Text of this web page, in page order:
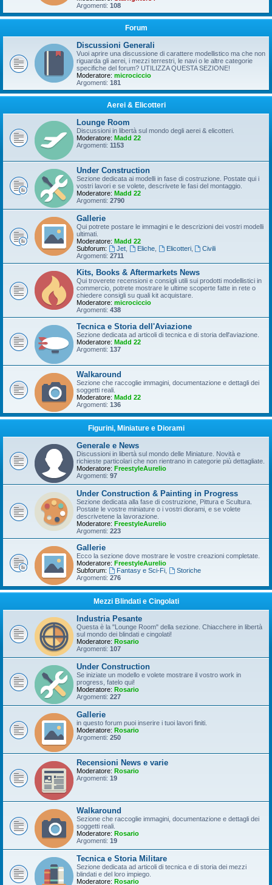
Argomenti: 108
Forum
Discussioni Generali
Vuoi aprire una discussione di carattere modellistico ma che non
riguarda gli aerei, i mezzi terrestri, le navi o le altre categorie
specifiche del forum? UTILIZZA QUESTA SEZIONE!
Moderatore: microciccio
Argomenti: 181
Aerei & Elicotteri
Lounge Room
Discussioni in libertà sul mondo degli aerei & elicotteri.
Moderatore: Madd 22
Argomenti: 1153
Under Construction
Sezione dedicata ai modelli in fase di costruzione. Postate qui i
vostri lavori e se volete, descrivete le fasi del montaggio.
Moderatore: Madd 22
Argomenti: 2790
Gallerie
Qui potrete postare le immagini e le descrizioni dei vostri modelli
ultimati.
Moderatore: Madd 22
Subforum:
Jet, Eliche, Elicotteri,
Civili
Argomenti: 2711
Kits, Books & Aftermarkets News
Qui troverete recensioni e consigli utili sui prodotti modellistici in
commercio, potrete mostrare le ultime scoperte fatte in rete o
chiedere consigli su quali kit acquistare.
Moderatore: microciccio
Argomenti: 438
Tecnica e Storia dell'Aviazione
Sezione dedicata ad articoli di tecnica e di storia dell'aviazione.
Moderatore: Madd 22
Argomenti: 137
Walkaround
Sezione che raccoglie immagini, documentazione e dettagli dei
soggetti reali.
Moderatore: Madd 22
Argomenti: 136
Figurini, Miniature e Diorami
Generale e News
Discussioni in libertà sul mondo delle Miniature. Novità e
richieste particolari che non rientrano in categorie più dettagliate.
Moderatore: FreestyleAurelio
Argomenti: 97
Under Construction & Painting in Progress
Sezione dedicata alla fase di costruzione, Pittura e Scultura.
Postate le vostre miniature o i vostri diorami, e se volete
descrivetene la lavorazione.
Moderatore: FreestyleAurelio
Argomenti: 223
Gallerie
Ecco la sezione dove mostrare le vostre creazioni completate.
Moderatore: FreestyleAurelio
Subforum:
Fantasy e Sci-Fi,
Storiche
Argomenti: 276
Mezzi Blindati e Cingolati
Industria Pesante
Questa è la "Lounge Room" della sezione. Chiacchere in libertà
sul mondo dei blindati e cingolati!
Moderatore: Rosario
Argomenti: 107
Under Construction
Se iniziate un modello e volete mostrare il vostro work in
progress, fatelo qui!
Moderatore: Rosario
Argomenti: 227
Gallerie
in questo forum puoi inserire i tuoi lavori finiti.
Moderatore: Rosario
Argomenti: 250
Recensioni News e varie
Moderatore: Rosario
Argomenti: 19
Walkaround
Sezione che raccoglie immagini, documentazione e dettagli dei
soggetti reali.
Moderatore: Rosario
Argomenti: 19
Tecnica e Storia Militare
Sezione dedicata ad articoli di tecnica e di storia dei mezzi
blindati e del loro impiego.
Moderatore: Rosario